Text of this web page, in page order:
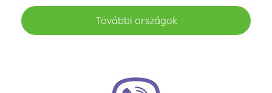
További országok